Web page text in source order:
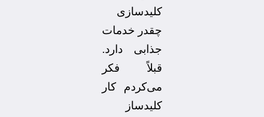
کلیدسازی
چقدر خدمات
جذابی دارد.
قبلاً فکر
می‌کردم کار
کلیدساز